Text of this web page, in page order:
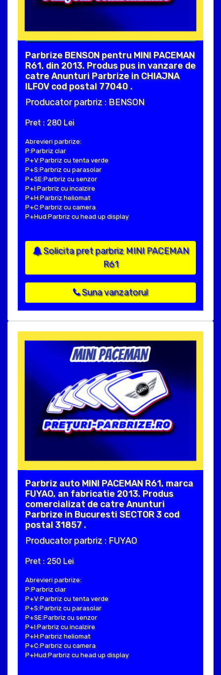
Parbrize BENSON pentru MINI PACEMAN
R61, din 2013. Produs pus in vanzare de
catre Anunturi Parbrize in CHIAJNA
ILFOV cod postal 77040 .
Producator parbriz : BENSON
Pret : 280 Lei
Abrevieri parbrize:
P:Parbriz clar
P+V:Parbriz cu tenta verde
P+S:Parbriz cu parasolar
P+SE:Parbriz cu senzor
P+I:Parbriz cu incalzire
P+H:Parbriz heliomat
P+C:Parbriz cu camera
P+Hud:Parbriz cu head up display
Solicita pret parbriz MINI PACEMAN
R61
Suna vanzatorul
Parbriz auto MINI PACEMAN R61, marca
FUYAO, an fabricatie 2013. Produs
comercializat de catre Anunturi
Parbrize in Bucuresti SECTOR 3 cod
postal 31857 .
Producator parbriz : FUYAO
Pret : 250 Lei
Abrevieri parbrize:
P:Parbriz clar
P+V:Parbriz cu tenta verde
P+S:Parbriz cu parasolar
P+SE:Parbriz cu senzor
P+I:Parbriz cu incalzire
P+H:Parbriz heliomat
P+C:Parbriz cu camera
P+Hud:Parbriz cu head up display